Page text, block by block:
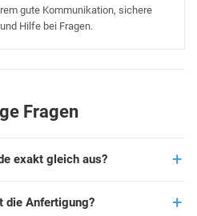
gute Kommunikation, sichere
Hilfe bei Fragen.
Fragen
exakt gleich aus?
die Anfertigung?